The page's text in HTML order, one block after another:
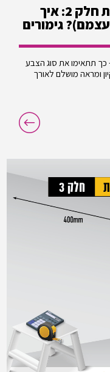
המדריך המלא לצביעת הבית חלק 2: איך
גימורים
כך תתאימו את סוג הצבע
ומראה מושלם לאורך